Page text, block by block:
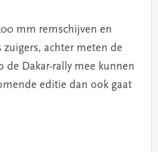
mm remschijven en
zuigers, achter meten de
de Dakar-rally mee kunnen
editie dan ook gaat